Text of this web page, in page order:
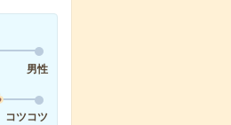
男性
コツコツ